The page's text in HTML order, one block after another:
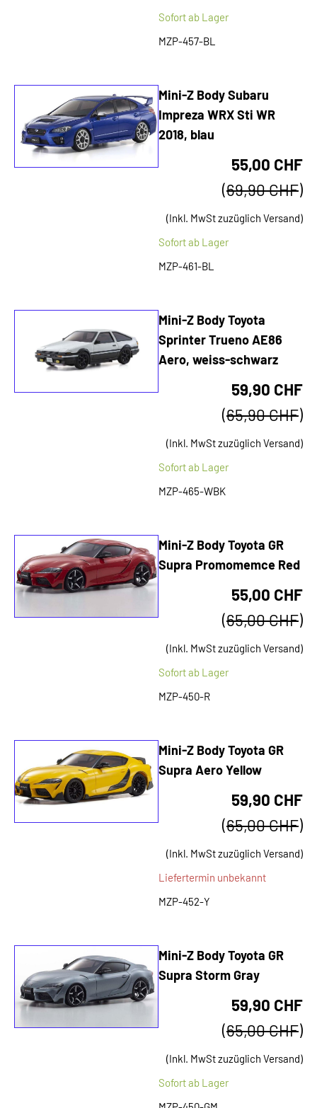
Sofort ab Lager
MZP-457-BL
Mini-Z Body Subaru
Impreza WRX Sti WR
2018, blau
55,00 CHF
(69,90 CHF)
(Inkl. MwSt zuzüglich Versand)
Sofort ab Lager
MZP-461-BL
Mini-Z Body Toyota
Sprinter Trueno AE86
Aero, weiss-schwarz
59,90 CHF
(65,90 CHF)
(Inkl. MwSt zuzüglich Versand)
Sofort ab Lager
MZP-465-WBK
Mini-Z Body Toyota GR
Supra Promomemce Red
55,00 CHF
(65,00 CHF)
(Inkl. MwSt zuzüglich Versand)
Sofort ab Lager
MZP-450-R
Mini-Z Body Toyota GR
Supra Aero Yellow
59,90 CHF
(65,00 CHF)
(Inkl. MwSt zuzüglich Versand)
Liefertermin unbekannt
MZP-452-Y
Mini-Z Body Toyota GR
Supra Storm Gray
59,90 CHF
(65,00 CHF)
(Inkl. MwSt zuzüglich Versand)
Sofort ab Lager